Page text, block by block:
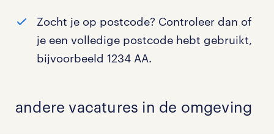
Zocht je op postcode? Controleer dan of
je een volledige postcode hebt gebruikt,
bijvoorbeeld 1234 AA.
andere vacatures in de omgeving